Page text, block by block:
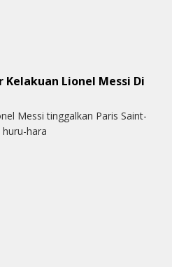
Kelakuan Lionel Messi Di
Messi tinggalkan Paris Saint-
hara